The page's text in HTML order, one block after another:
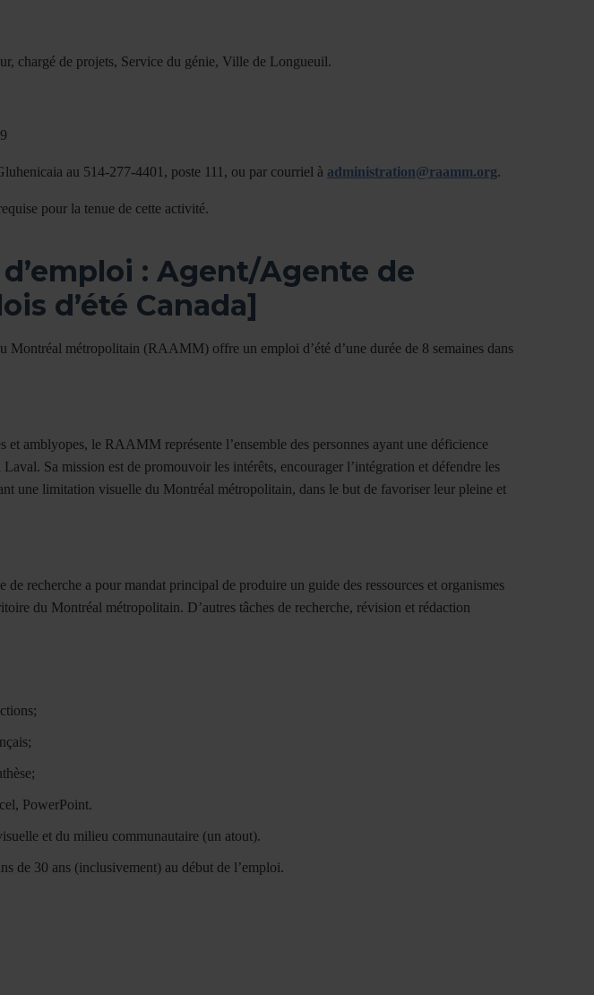
chargé de projets, Service du génie, Ville de Longueuil.
au 514-277-4401, poste 111, ou par courriel à administration@raamm.org.
pour la tenue de cette activité.
: Agent/Agente de
d’été Canada]
Montréal métropolitain (RAAMM) offre un emploi d’été d’une durée de 8 semaines dans
et amblyopes, le RAAMM représente l’ensemble des personnes ayant une déficience
Sa mission est de promouvoir les intérêts, encourager l’intégration et défendre les
une limitation visuelle du Montréal métropolitain, dans le but de favoriser leur pleine et
de recherche a pour mandat principal de produire un guide des ressources et organismes
du Montréal métropolitain. D’autres tâches de recherche, révision et rédaction
PowerPoint.
et du milieu communautaire (un atout).
de 30 ans (inclusivement) au début de l’emploi.